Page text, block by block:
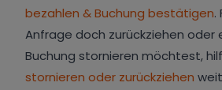
bezahlen & Buchung bestätigen.
Anfrage doch zurückziehen
Buchung stornieren möchtest,
stornieren oder zurückziehen